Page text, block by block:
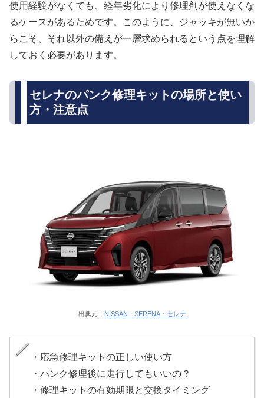
使用経験がなくても、経年劣化により修理剤が使えなくな
るケースがあるためです。このように、ジャッキが無いか
らこそ、それ以外の備えが一層求められるという点を理解
しておく必要があります。
セレナのパンク修理キットの場所と使い
方・注意点
出典元： NISSAN・SERENA・セレナ
・応急修理キットの正しい使い方
・パンク修理後に走行してもいいの？
・修理キットの有効期限と交換タイミング